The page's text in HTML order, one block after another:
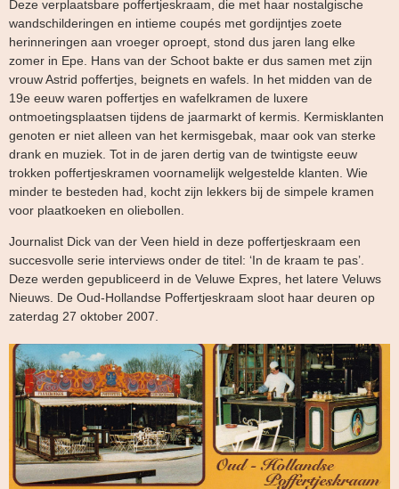
Deze verplaatsbare poffertjeskraam, die met haar nostalgische
wandschilderingen en intieme coupés met gordijntjes zoete
herinneringen aan vroeger oproept, stond dus jaren lang elke
zomer in Epe. Hans van der Schoot bakte er dus samen met zijn
vrouw Astrid poffertjes, beignets en wafels. In het midden van de
19e eeuw waren poffertjes en wafelkramen de luxere
ontmoetingsplaatsen tijdens de jaarmarkt of kermis. Kermisklanten
genoten er niet alleen van het kermisgebak, maar ook van sterke
drank en muziek. Tot in de jaren dertig van de twintigste eeuw
trokken poffertjeskramen voornamelijk welgestelde klanten. Wie
minder te besteden had, kocht zijn lekkers bij de simpele kramen
voor plaatkoeken en oliebollen.
Journalist Dick van der Veen hield in deze poffertjeskraam een
succesvolle serie interviews onder de titel: ‘In de kraam te pas’.
Deze werden gepubliceerd in de Veluwe Expres, het latere Veluws
Nieuws. De Oud-Hollandse Poffertjeskraam sloot haar deuren op
zaterdag 27 oktober 2007.